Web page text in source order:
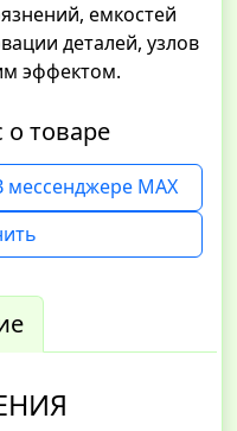
емкостей
деталей, узлов
эффектом.
о товаре
мессенджере MAX